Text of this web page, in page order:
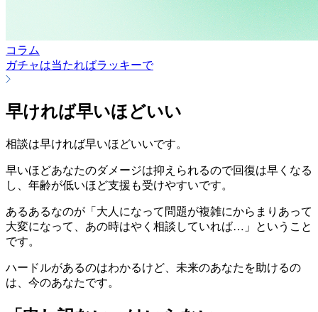
コラム
ガチャは当たればラッキーで
早ければ早いほどいい
相談は早ければ早いほどいいです。
早いほどあなたのダメージは抑えられるので回復は早くなる
し、年齢が低いほど支援も受けやすいです。
あるあるなのが「大人になって問題が複雑にからまりあって
大変になって、あの時はやく相談していれば…」ということ
です。
ハードルがあるのはわかるけど、未来のあなたを助けるの
は、今のあなたです。